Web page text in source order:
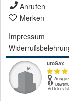
Anrufen
Merken
Impressum